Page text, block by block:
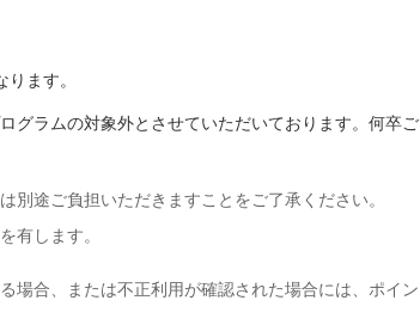
ます。
グラムの対象外とさせていただいております。何卒ご
途ご負担いただきますことをご了承ください。
有します。
場合、または不正利用が確認された場合には、ポイン